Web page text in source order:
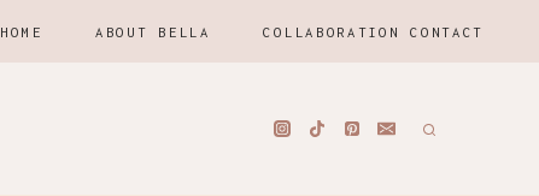
HOME ABOUT BELLA COLLABORATION CONTACT